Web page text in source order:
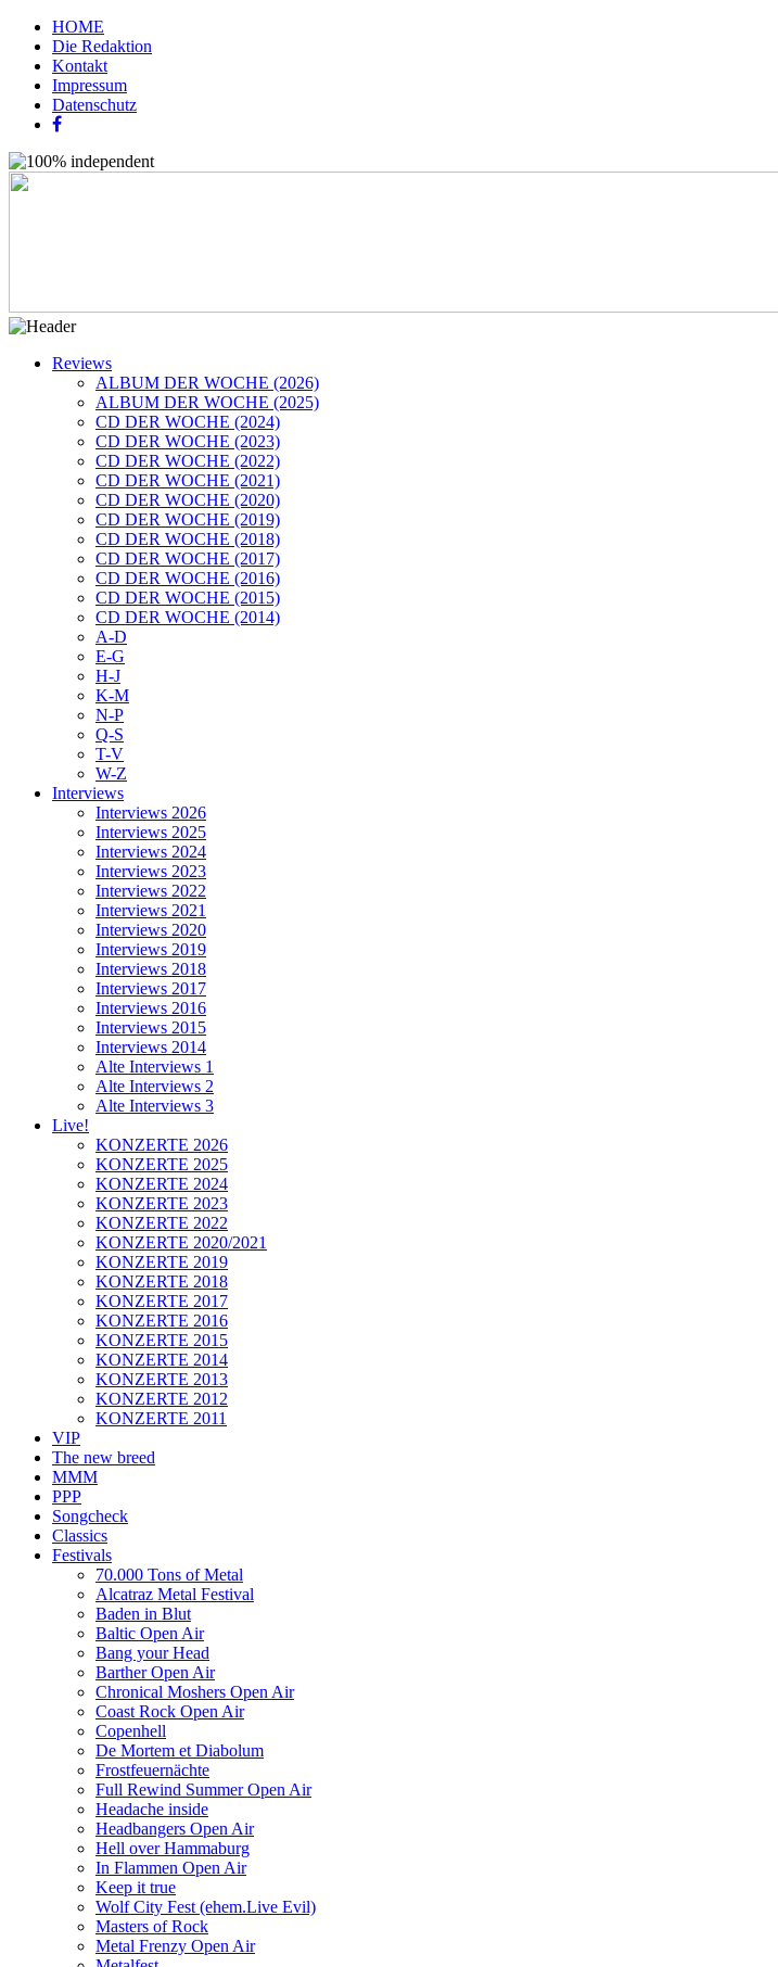
HOME
Die Redaktion
Kontakt
Impressum
Datenschutz
Reviews
ALBUM DER WOCHE (2026)
ALBUM DER WOCHE (2025)
CD DER WOCHE (2024)
CD DER WOCHE (2023)
CD DER WOCHE (2022)
CD DER WOCHE (2021)
CD DER WOCHE (2020)
CD DER WOCHE (2019)
CD DER WOCHE (2018)
CD DER WOCHE (2017)
CD DER WOCHE (2016)
CD DER WOCHE (2015)
CD DER WOCHE (2014)
A-D
E-G
H-J
K-M
N-P
Q-S
T-V
W-Z
Interviews
Interviews 2026
Interviews 2025
Interviews 2024
Interviews 2023
Interviews 2022
Interviews 2021
Interviews 2020
Interviews 2019
Interviews 2018
Interviews 2017
Interviews 2016
Interviews 2015
Interviews 2014
Alte Interviews 1
Alte Interviews 2
Alte Interviews 3
Live!
KONZERTE 2026
KONZERTE 2025
KONZERTE 2024
KONZERTE 2023
KONZERTE 2022
KONZERTE 2020/2021
KONZERTE 2019
KONZERTE 2018
KONZERTE 2017
KONZERTE 2016
KONZERTE 2015
KONZERTE 2014
KONZERTE 2013
KONZERTE 2012
KONZERTE 2011
VIP
The new breed
MMM
PPP
Songcheck
Classics
Festivals
70.000 Tons of Metal
Alcatraz Metal Festival
Baden in Blut
Baltic Open Air
Bang your Head
Barther Open Air
Chronical Moshers Open Air
Coast Rock Open Air
Copenhell
De Mortem et Diabolum
Frostfeuernächte
Full Rewind Summer Open Air
Headache inside
Headbangers Open Air
Hell over Hammaburg
In Flammen Open Air
Keep it true
Wolf City Fest (ehem.Live Evil)
Masters of Rock
Metal Frenzy Open Air